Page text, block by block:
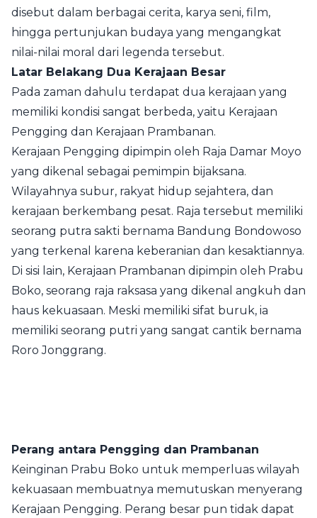
disebut dalam berbagai cerita, karya seni, film,
hingga pertunjukan budaya yang mengangkat
nilai-nilai moral dari legenda tersebut.
Latar Belakang Dua Kerajaan Besar
Pada zaman dahulu terdapat dua kerajaan yang
memiliki kondisi sangat berbeda, yaitu Kerajaan
Pengging dan Kerajaan Prambanan.
Kerajaan Pengging dipimpin oleh Raja Damar Moyo
yang dikenal sebagai pemimpin bijaksana.
Wilayahnya subur, rakyat hidup sejahtera, dan
kerajaan berkembang pesat. Raja tersebut memiliki
seorang putra sakti bernama Bandung Bondowoso
yang terkenal karena keberanian dan kesaktiannya.
Di sisi lain, Kerajaan Prambanan dipimpin oleh Prabu
Boko, seorang raja raksasa yang dikenal angkuh dan
haus kekuasaan. Meski memiliki sifat buruk, ia
memiliki seorang putri yang sangat cantik bernama
Roro Jonggrang.
Perang antara Pengging dan Prambanan
Keinginan Prabu Boko untuk memperluas wilayah
kekuasaan membuatnya memutuskan menyerang
Kerajaan Pengging. Perang besar pun tidak dapat